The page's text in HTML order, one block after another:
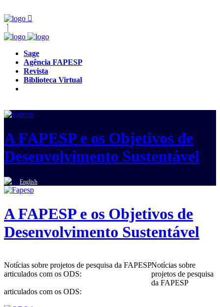
Sage
Agência FAPESP
Revista
Biblioteca Virtual
A FAPESP e os Objetivos de
Desenvolvimento Sustentável
English
A FAPESP e os Objetivos de
Desenvolvimento Sustentável
Notícias sobre projetos de pesquisa da FAPESP
articulados com os ODS:
Notícias sobre
projetos de pesquisa
da FAPESP
articulados com os ODS: